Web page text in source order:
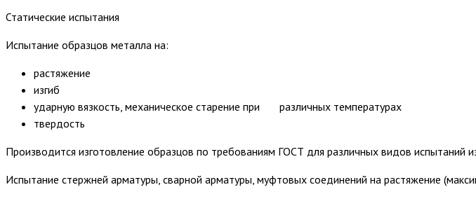
Статические испытания
Испытание образцов металла на:
растяжение
изгиб
ударную вязкость, механическое старение при различных температурах
твердость
Производится изготовление образцов по требованиям ГОСТ для различных видов испытаний
Испытание стержней арматуры, сварной арматуры, муфтовых соединений на растяжение